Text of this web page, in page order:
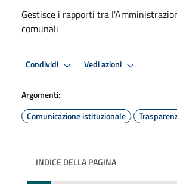
Gestisce i rapporti tra
comunali
Condividi Vedi azioni
Argomenti:
Comunicazione istituzionale
INDICE DELLA PAGINA